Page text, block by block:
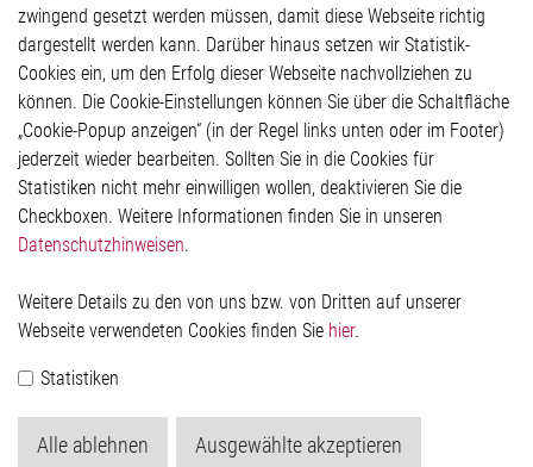
Glossar
Kontakt
Hinweisgeberschutzsystem
Rechtliches
Impressum
Datenschutzerklärung
Cookie-Popup anzeigen
Elmos Semiconductor SE
Werkstättenstraße 18
Telefon: +49 (0) 2171 / 40 183-0
Handelsregister:
zwingend gesetzt werden müssen, damit diese Webseite richtig
dargestellt werden kann. Darüber hinaus setzen wir Statistik-
Cookies ein, um den Erfolg dieser Webseite nachvollziehen zu
können. Die Cookie-Einstellungen können Sie über die Schaltfläche
„Cookie-Popup anzeigen“ (in der Regel links unten oder im Footer)
jederzeit wieder bearbeiten. Sollten Sie in die Cookies für
Statistiken nicht mehr einwilligen wollen, deaktivieren Sie die
Checkboxen. Weitere Informationen finden Sie in unseren
Datenschutzhinweisen.
Weitere Details zu den von uns bzw. von Dritten auf unserer
Webseite verwendeten Cookies finden Sie hier.
Statistiken
Alle ablehnen Ausgewählte akzeptieren